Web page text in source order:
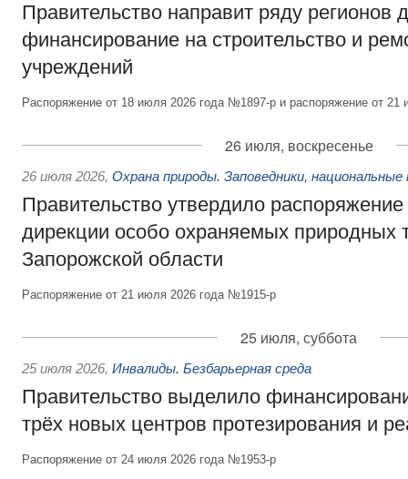
Правительство направит ряду регионов
финансирование на строительство и
учреждений
Распоряжение от 18 июля 2026 года №1897-р и распоряжение от
26 июля, воскресенье
26 июля 2026, Охрана природы. Заповедники, национальные
Правительство утвердило
дирекции особо охраняемых природных
Запорожской области
Распоряжение от 21 июля 2026 года №1915-р
25 июля, суббота
25 июля 2026, Инвалиды. Безбарьерная среда
Правительство выделило
трёх новых центров протезирования и
Распоряжение от 24 июля 2026 года №1953-р